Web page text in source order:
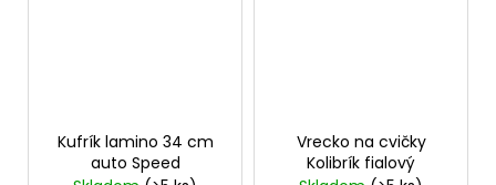
Kufrík lamino 34 cm
auto Speed
Vrecko na cvičky
Kolibrík fialový